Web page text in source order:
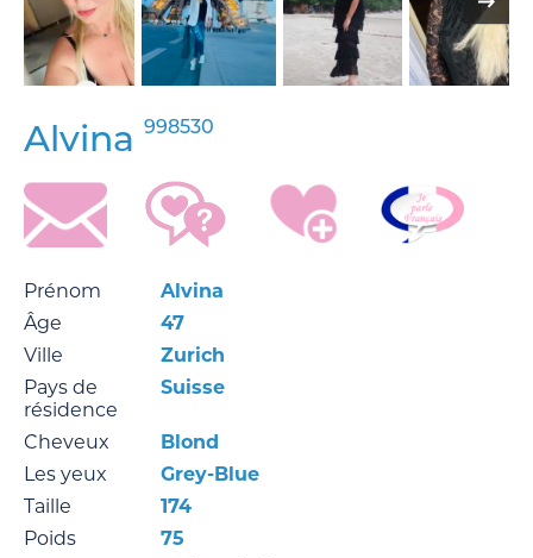
Alvina 998530
Prénom
Alvina
Âge
47
Ville
Zurich
Pays de
résidence
Suisse
Cheveux
Blond
Les yeux
Grey-Blue
Taille
174
Poids
75